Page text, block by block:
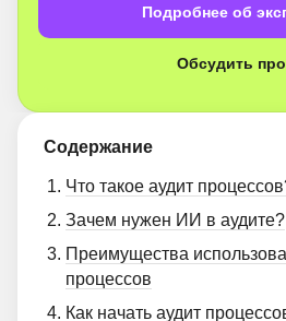
Подробнее об
Обсудить
Содержание
Что такое аудит
Зачем нужен ИИ в аудите?
Преимущества
процессов
Как начать аудит